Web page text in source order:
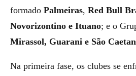
formado Palmeiras, Red Bull
Novorizontino e Ituano; e o
Mirassol, Guarani e São
Na primeira fase, os clubes se